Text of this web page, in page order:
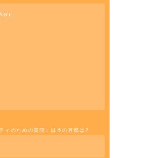
ィのための質問：日本の首都は?